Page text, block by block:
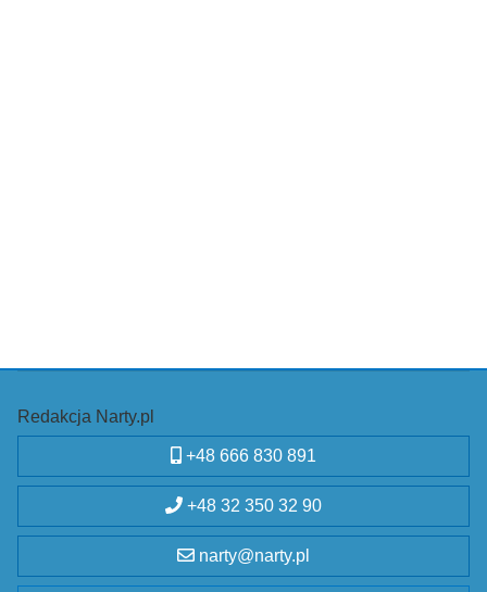
Redakcja Narty.pl
+48 666 830 891
+48 32 350 32 90
narty@narty.pl